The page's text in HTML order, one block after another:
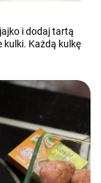
i dodaj tartą
kulki. Każdą kulkę